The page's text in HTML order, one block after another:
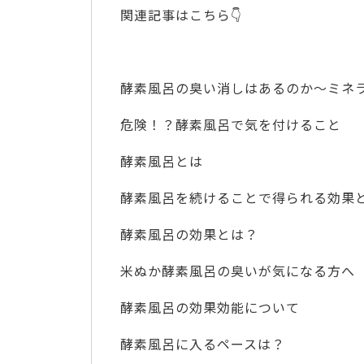
関連記事はこちら👇
酵素風呂の臭い消しはあるのか～ミネ
危険！？酵素風呂で気を付けること
酵素風呂とは
酵素風呂を続けることで得られる効果
酵素風呂の効果とは？
米ぬか酵素風呂の臭いが気になる方へ
酵素風呂の効果効能について
酵素風呂に入るペースは？